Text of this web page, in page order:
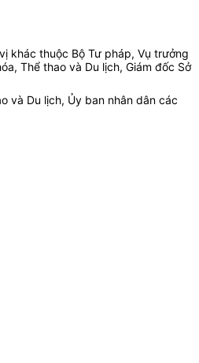
khác thuộc Bộ Tư pháp, Vụ trưởng
Thể thao và Du lịch, Giám đốc Sở
và Du lịch, Ủy ban nhân dân các